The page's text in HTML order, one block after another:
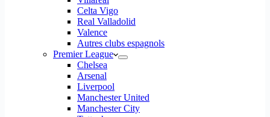
Celta Vigo
Real Valladolid
Valence
Autres clubs espagnols
Premier League
Chelsea
Arsenal
Liverpool
Manchester United
Manchester City